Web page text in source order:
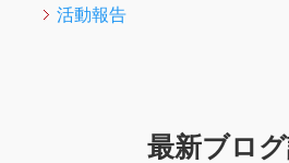
活動報告
最新ブロ